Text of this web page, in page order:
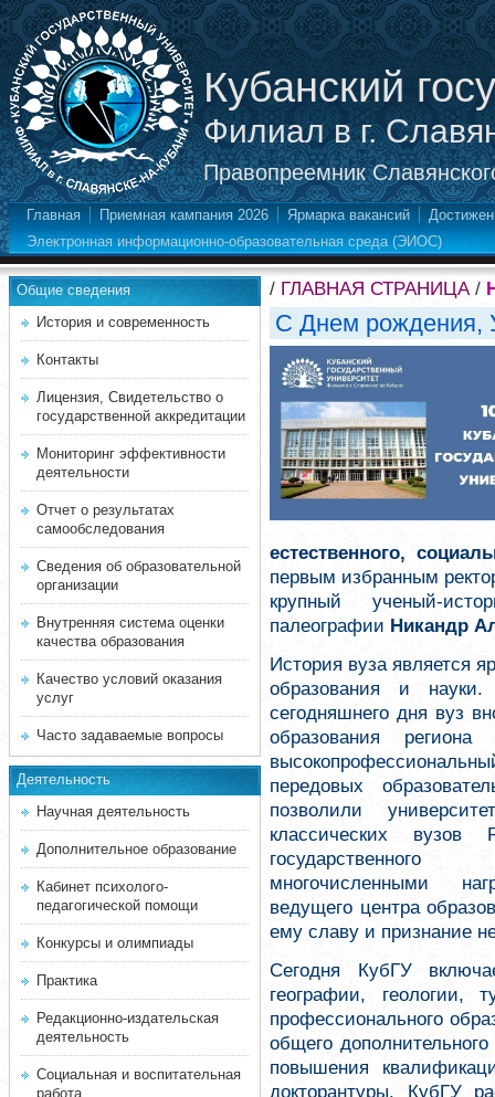
Кубанский
Филиал в г.
Правопреемник
Главная Приемная кампания 2026 Ярмарка вакансий
Электронная информационно-образовательная среда (ЭИОС)
Общие сведения
История и современность
Контакты
Лицензия, Свидетельство о
государственной аккредитации
Мониторинг эффективности
деятельности
Отчет о результатах
самообследования
Сведения об образовательной
организации
Внутренняя система оценки
качества образования
Качество условий оказания
услуг
Часто задаваемые вопросы
Деятельность
Научная деятельность
Дополнительное образование
Кабинет психолого-
педагогической помощи
Конкурсы и олимпиады
Практика
Редакционно-издательская
деятельность
Социальная и воспитательная
работа
/ ГЛАВНАЯ СТРАНИЦА/
С Днем рождения,
естественного,
первым избранным
крупный ученый-
палеографии Никандр
История вуза является
образования и
сегодняшнего дня вуз
образования
передовых
позволили
классических
многочисленными
ведущего центра
ему славу и признание
Сегодня КубГУ
географии,
профессионального
общего
повышения
докторантуры. КубГУ